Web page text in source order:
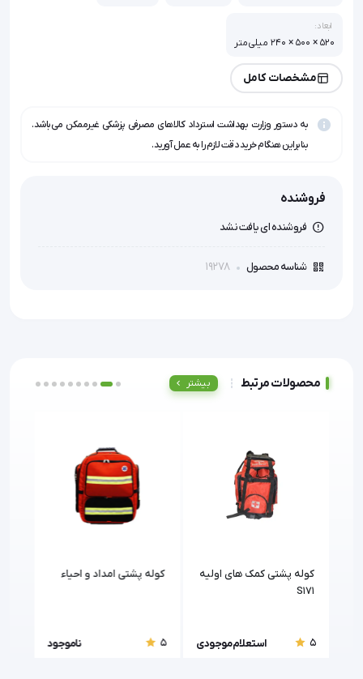
ابعاد:
520 × 500 × 240 میلی‌متر
مشخصات کامل
به دستور وزارت بهداشت استرداد کالاهای مصرفی پزشکی غیرممکن می‌باشد.
بنابراین هنگام خرید دقت لازم را به عمل آورید.
فروشنده
فروشنده ای یافت نشد
شناسه محصول 19278
محصولات مرتبط بیشتر
کوله پشتی کمک های اولیه
S171
5 استعلام موجودی
کوله پشتی امداد و احیاء
5 ناموجود